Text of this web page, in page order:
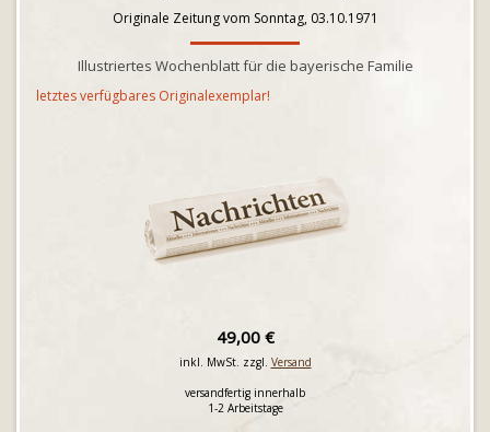
Originale Zeitung vom Sonntag, 03.10.1971
Illustriertes Wochenblatt für die bayerische Familie
letztes verfügbares Originalexemplar!
49,00 €
inkl. MwSt. zzgl. Versand
versandfertig innerhalb
1-2 Arbeitstage